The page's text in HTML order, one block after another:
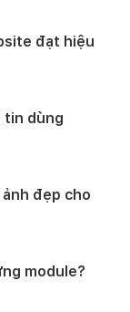
đạt hiệu
tin dùng
đẹp cho
module?